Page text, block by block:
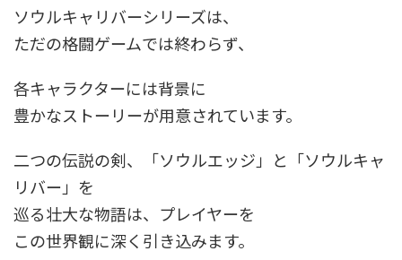
ソウルキャリバーシリーズは、
ただの格闘ゲームでは終わらず、
各キャラクターには背景に
豊かなストーリーが用意されています。
二つの伝説の剣、「ソウルエッジ」と「ソウルキャ
リバー」を
巡る壮大な物語は、プレイヤーを
この世界観に深く引き込みます。